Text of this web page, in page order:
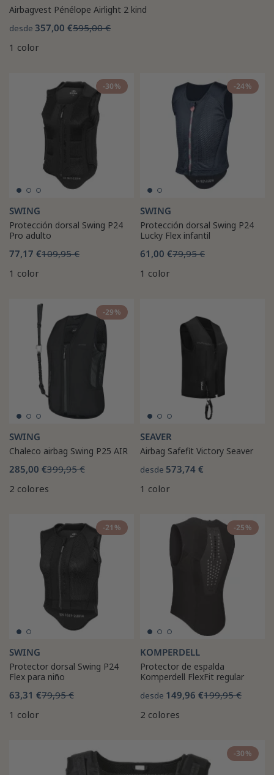
Airbagvest Pénélope Airlight 2 kind
desde 357,00 €595,00 €
1 color
-30%
SWING
Protección dorsal Swing P24
Pro adulto
77,17 €109,95 €
1 color
-24%
SWING
Protección dorsal Swing P24
Lucky Flex infantil
61,00 €79,95 €
1 color
-29%
SWING
Chaleco airbag Swing P25 AIR
285,00 €399,95 €
2 colores
SEAVER
Airbag Safefit Victory Seaver
desde 573,74 €
1 color
-21%
SWING
Protector dorsal Swing P24
Flex para niño
63,31 €79,95 €
1 color
-25%
KOMPERDELL
Protector de espalda
Komperdell FlexFit regular
desde 149,96 €199,95 €
2 colores
-30%